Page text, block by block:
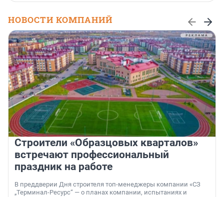
НОВОСТИ КОМПАНИЙ
Строители «Образцовых кварталов»
встречают профессиональный
праздник на работе
В преддверии Дня строителя топ-менеджеры компании «СЗ
„Терминал-Ресурс“ — о планах компании, испытаниях и